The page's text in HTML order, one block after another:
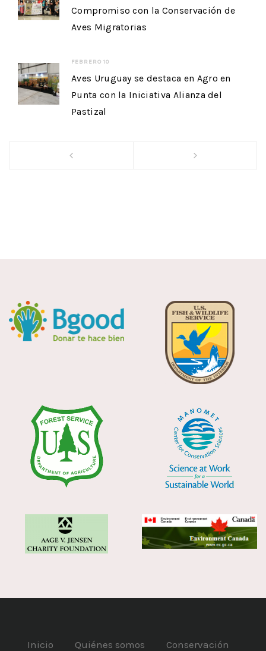
Compromiso con la Conservación de
Aves Migratorias
FEBRERO 10
Aves Uruguay se destaca en Agro en
Punta con la Iniciativa Alianza del
Pastizal
Inicio Quiénes somos Conservación